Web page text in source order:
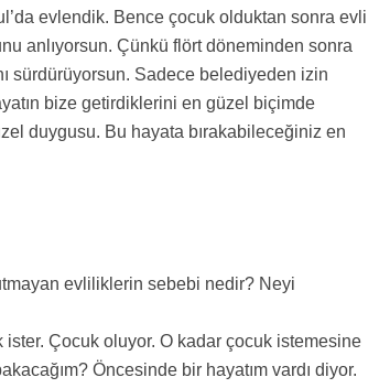
evlendik. Bence çocuk olduktan sonra evli
anlıyorsun. Çünkü flört döneminden sonra
sürdürüyorsun. Sadece belediyeden izin
bize getirdiklerini en güzel biçimde
duygusu. Bu hayata bırakabileceğiniz en
evliliklerin sebebi nedir? Neyi
Çocuk oluyor. O kadar çocuk istemesine
Öncesinde bir hayatım vardı diyor.